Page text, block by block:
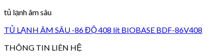
tủ lạnh âm sâu
TỦ LẠNH ÂM SÂU -86 ĐỘ 408 lít BIOBASE BDF-86V408
THÔNG TIN LIÊN HỆ